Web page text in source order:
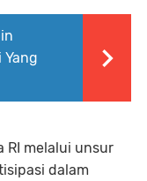
Yang
RI melalui unsur
dalam